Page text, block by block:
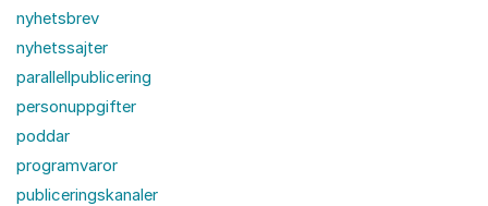
nyhetsbrev
nyhetssajter
parallellpublicering
personuppgifter
poddar
programvaror
publiceringskanaler